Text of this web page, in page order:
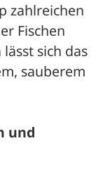
zahlreichen
Fischen
sich das
sauberem
und